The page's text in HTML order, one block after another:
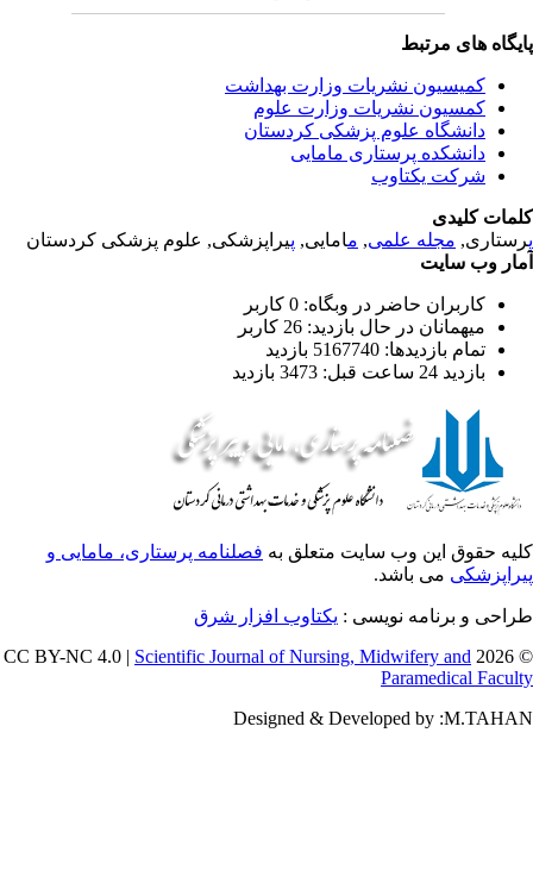
های مرتبط
کمیسیون نشریات وزارت بهداشت
کمسیون نشریات وزارت علوم
دانشگاه علوم پزشکی کردستان
دانشکده پرستاری مامایی
شرکت یکتاوب
کلیدی
مجله علمی, م امایی, پیراپزشکی, علوم پزشکی کردستان
وب سایت
کاربران حاضر در وبگاه: 0 کاربر
میهمانان در حال بازدید: 26 کاربر
تمام بازدید‌ها: 5167740 بازدید
بازدید 24 ساعت قبل: 3473 بازدید
حقوق این وب سایت متعلق بهفصلنامه پرستاری، مامایی و
می باشد.
و برنامه نویسی : یکتاوب افزار شرق
©
Scientific Journal of Nursing, Midwifery and
Paramedical
Designed & Developed by